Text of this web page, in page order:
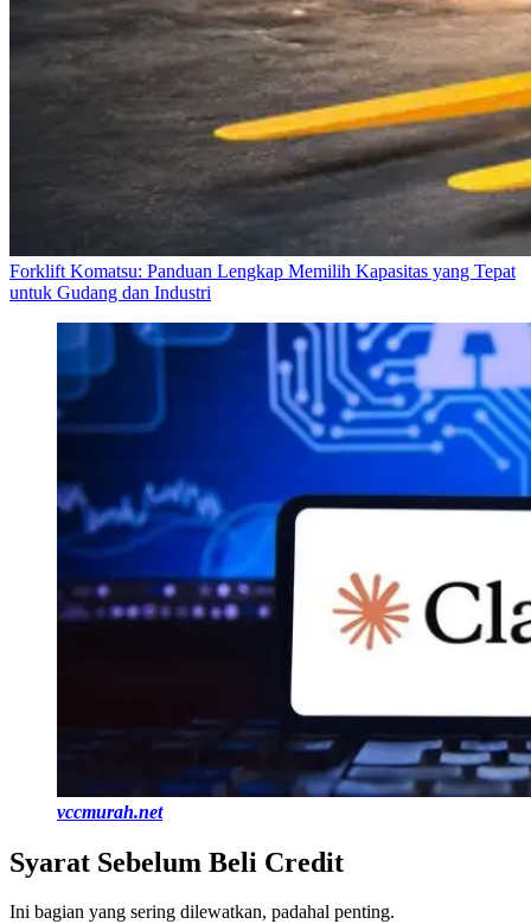
Forklift Komatsu: Panduan Lengkap Memilih Kapasitas yang Tepat
untuk Gudang dan Industri
vccmurah.net
Syarat Sebelum Beli Credit
Ini bagian yang sering dilewatkan, padahal penting.